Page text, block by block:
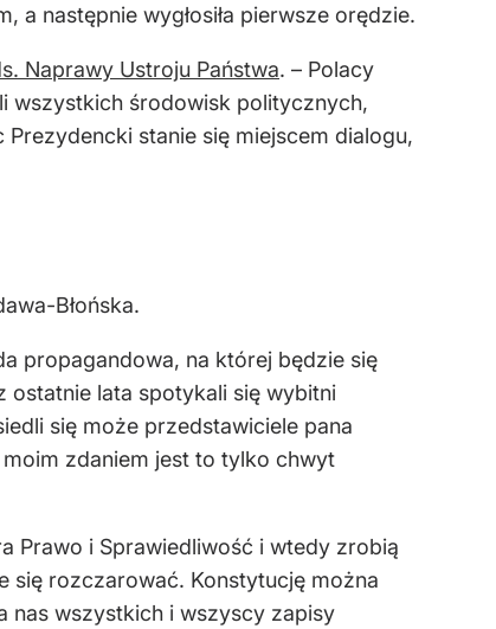
a następnie wygłosiła pierwsze orędzie.
Naprawy Ustroju Państwa. – Polacy
wszystkich środowisk politycznych,
stanie się miejscem dialogu,
Błońska.
propagandowa, na której będzie się
ostatnie lata spotykali się wybitni
się może przedstawiciele pana
zdaniem jest to tylko chwyt
Prawo i Sprawiedliwość i wtedy zrobią
się rozczarować. Konstytucję można
nas wszystkich i wszyscy zapisy